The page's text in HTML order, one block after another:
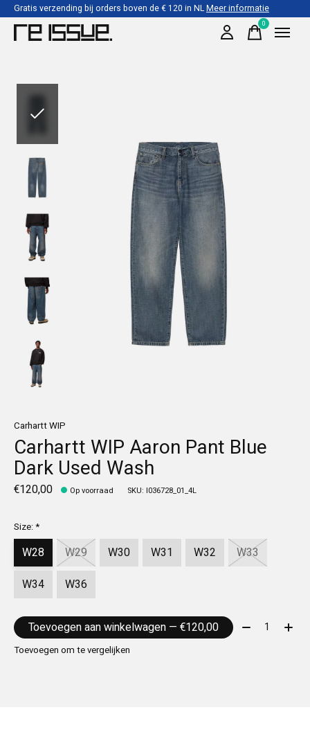
Gratis verzending bij orders boven de € 120 in NLMeer informatie
0items
Carhartt WIP
Carhartt WIP Aaron Pant Blue
Dark Used Wash
€120,00 Op voorraad SKU: I036728_01_4L
Size:*
W28 W29 W30 W31 W32
W33
W34
W36
Toevoegen aan winkelwagen — €120,00 Aantal:
Toevoegen om te vergelijken